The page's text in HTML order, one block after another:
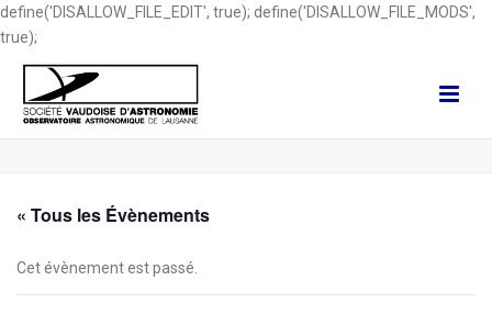
define('DISALLOW_FILE_EDIT', true); define('DISALLOW_FILE_MODS',
true);
« Tous les Évènements
Cet évènement est passé.